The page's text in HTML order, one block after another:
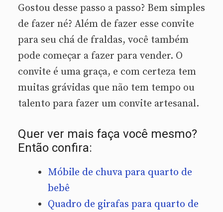
Gostou desse passo a passo? Bem simples
de fazer né? Além de fazer esse convite
para seu chá de fraldas, você também
pode começar a fazer para vender. O
convite é uma graça, e com certeza tem
muitas grávidas que não tem tempo ou
talento para fazer um convite artesanal.
Quer ver mais faça você mesmo?
Então confira:
Móbile de chuva para quarto de
bebê
Quadro de girafas para quarto de